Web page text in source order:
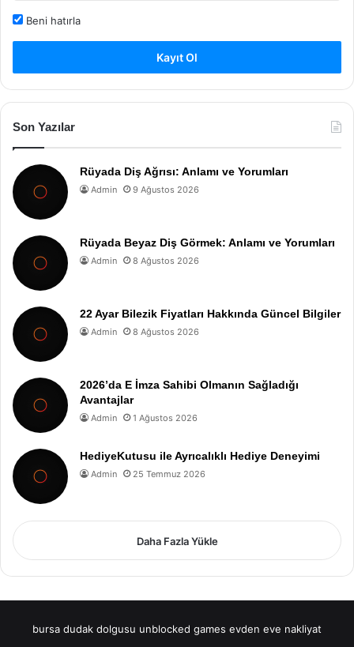
Beni hatırla
Kayıt Ol
Son Yazılar
Rüyada Diş Ağrısı: Anlamı ve Yorumları
Admin 9 Ağustos 2026
Rüyada Beyaz Diş Görmek: Anlamı ve Yorumları
Admin 8 Ağustos 2026
22 Ayar Bilezik Fiyatları Hakkında Güncel Bilgiler
Admin 8 Ağustos 2026
2026’da E İmza Sahibi Olmanın Sağladığı
Avantajlar
Admin 1 Ağustos 2026
HediyeKutusu ile Ayrıcalıklı Hediye Deneyimi
Admin 25 Temmuz 2026
Daha Fazla Yükle
bursa dudak dolgusu unblocked games evden eve nakliyat